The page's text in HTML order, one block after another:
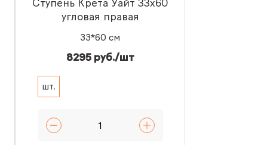
Ступень Крета Уайт 33x60
угловая правая
33*60 см
8295 руб./шт
шт.